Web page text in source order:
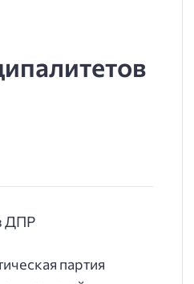
партия